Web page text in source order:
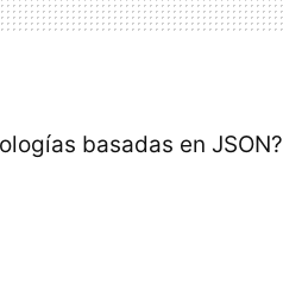
basadas en JSON?